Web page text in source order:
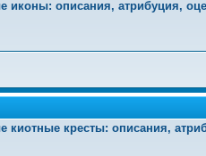
иконы: описания, атрибуция,
киотные кресты: описания,